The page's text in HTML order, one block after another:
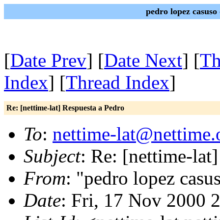
pedro lopez
[Date Prev] [Date Next] [
Index] [Thread Index]
Re: [nettime-lat] Respuesta a Pedro
To: nettime-
Subject: Re: [nettime-lat]
From: "pedro lopez
Date: Fri, 17 Nov 2000